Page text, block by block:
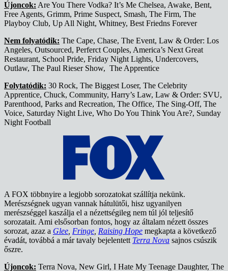
Újoncok: Are You There Vodka? It’s Me Chelsea, Awake, Bent,
Free Agents, Grimm, Prime Suspect, Smash, The Firm, The
Playboy Club, Up All Night, Whitney, Best Friedns Forever
Nem folyatódik: The Cape, Chase, The Event, Law & Order: Los
Angeles, Outsourced, Perferct Couples, America’s Next Great
Restaurant, School Pride, Friday Night Lights, Undercovers,
Outlaw, The Paul Rieser Show, The Apprentice
Folytatódik: 30 Rock, The Biggest Loser, The Celebrity
Apprentice, Chuck, Community, Harry’s Law, Law & Order: SVU,
Parenthood, Parks and Recreation, The Office, The Sing-Off, The
Voice, Saturday Night Live, Who Do You Think You Are?, Sunday
Night Football
A FOX többnyire a legjobb sorozatokat szállítja nekünk.
Merészségnek ugyan vannak hátulütői, hisz ugyanilyen
merészséggel kaszálja el a nézettségileg nem túl jól teljesítő
sorozatait. Ami elsősorban fontos, hogy az általam nézett összes
sorozat, azaz a Glee, Fringe, Raising Hope megkapta a következő
évadát, továbbá a már tavaly bejelentett Terra Nova sajnos csúszik
őszre.
Újoncok: Terra Nova, New Girl, I Hate My Teenage Daughter, The